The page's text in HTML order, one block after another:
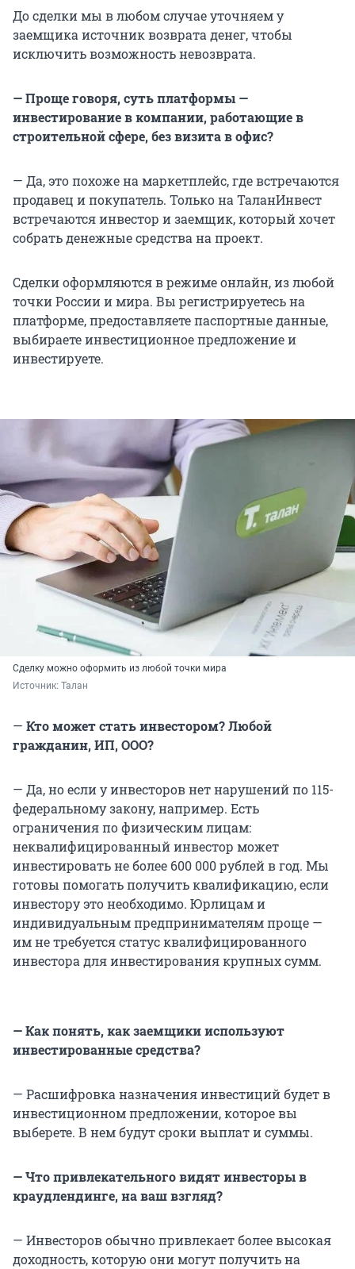
До сделки мы в любом случае уточняем у
заемщика источник возврата денег, чтобы
исключить возможность невозврата.
— Проще говоря,суть платформы —
инвестирование в компании,работающие в
строительной сфере, без визита в офис?
— Да, это похоже на маркетплейс, где встречаются
продавец и покупатель. Только на ТаланИнвест
встречаются инвестор и заемщик, который хочет
собрать денежные средства на проект.
Сделки оформляются в режиме онлайн, из любой
точки России и мира. Вы регистрируетесь на
платформе, предоставляете паспортные данные,
выбираете инвестиционное предложение и
инвестируете.
Сделку можно оформить из любой точки мира
Источник: Талан
— Кто может стать инвестором? Любой
гражданин, ИП, ООО?
— Да, но если у инвесторов нет нарушений по 115-
федеральному закону, например. Есть
ограничения по физическим лицам:
неквалифицированный инвестор может
инвестировать не более 600 000 рублей в год. Мы
готовы помогать получить квалификацию, если
инвестору это необходимо. Юрлицам и
индивидуальным предпринимателям проще —
им не требуется статус квалифицированного
инвестора для инвестирования крупных сумм.
— Как понять, какзаемщикииспользуют
инвестированные средства?
— Расшифровка назначения инвестиций будет в
инвестиционном предложении, которое вы
выберете. В нем будут сроки выплат и суммы.
— Что привлекательного видят инвесторы в
краудлендинге, на ваш взгляд?
— Инвесторов обычно привлекает более высокая
доходность, которую они могут получить на